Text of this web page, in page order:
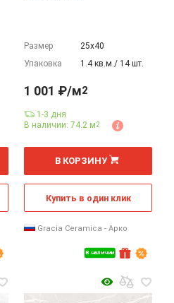
Размер
25х40
Упаковка
1.4 кв.м./ 14 шт.
В наличии
1 001 ₽/м2
1-3 дня
В наличии: 74.2 м2
м
В КОРЗИНУ
Купить в один клик
Gracia Ceramica - Арко